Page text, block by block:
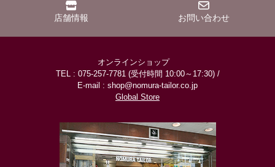
店舗情報 お問い合わせ
オンラインショップ
TEL : 075-257-7781 (受付時間 10:00～17:30) /
E-mail : shop@nomura-tailor.co.jp
Global Store